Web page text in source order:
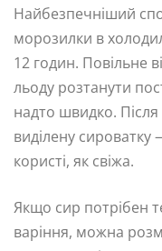
Найбезпечніший
морозилки в
12 годин. Повільне
льоду розтанути
надто швидко.
виділену сироватку
користі, як свіжа.
Якщо сир потрібен
варіння, можна